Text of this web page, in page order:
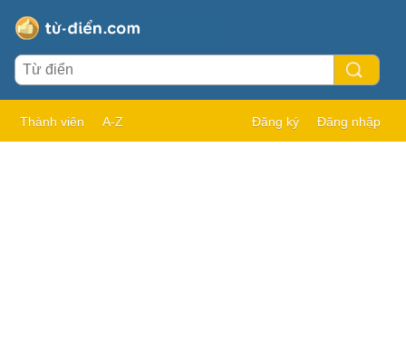
Thành viên A-Z Đăng ký Đăng nhập